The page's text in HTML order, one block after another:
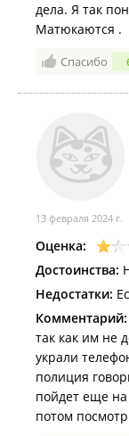
дела. Я так
Матюкаются .
Спасибо
13 февраля 2024 г.
Оценка:
Достоинства:
Недостатки:
Комментарий:
так как им не
украли
полиция
пойдет еще
потом